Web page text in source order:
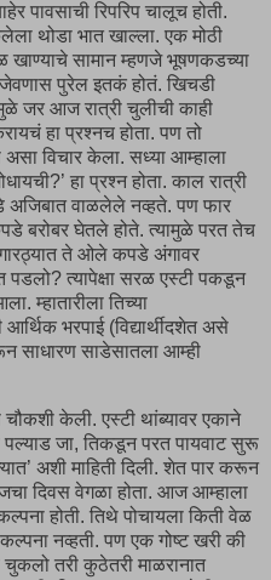
पावसाची रिपरिप चालूच होती.
थोडा भात खाल्ला. एक मोठी
खाण्याचे सामान म्हणजे भूषणकडच्या
जेवणास पुरेल इतकं होतं. खिचडी
जर आज रात्री चुलीची काही
हा प्रश्नच होता. पण तो
असा विचार केला. सध्या आम्हाला
हा प्रश्न होता. काल रात्री
वाळलेले नव्हते. पण फार
बरोबर घेतले होते. त्यामुळे परत तेच
ते ओले कपडे अंगावर
पडलो? त्यापेक्षा सरळ एस्टी पकडून
म्हातारीला तिच्या
भरपाई (विद्यार्थीदशेत असे
साडेसातला आम्ही
चौकशी केली. एस्टी थांब्यावर एकाने
पल्याड जा, तिकडून परत पायवाट सुरू
अशी माहिती दिली. शेत पार करून
दिवस वेगळा होता. आज आम्हाला
होती. तिथे पोचायला किती वेळ
नव्हती. पण एक गोष्ट खरी की
चुकलो तरी कुठेतरी माळरानात